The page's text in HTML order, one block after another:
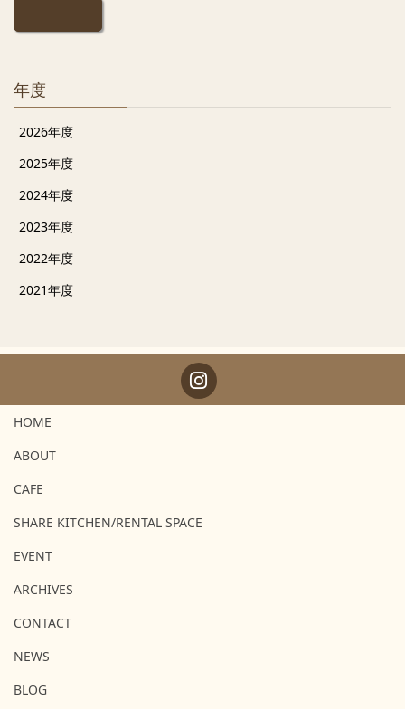
年度
2026年度
2025年度
2024年度
2023年度
2022年度
2021年度
HOME
ABOUT
CAFE
SHARE KITCHEN/RENTAL SPACE
EVENT
ARCHIVES
CONTACT
NEWS
BLOG